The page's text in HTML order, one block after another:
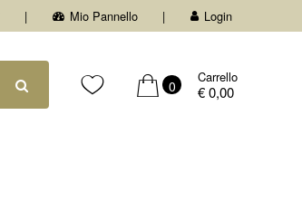
Mio Pannello Login
0
Carrello
€ 0,00